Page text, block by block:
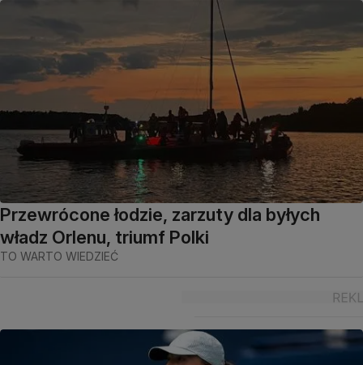
Przewrócone łodzie, zarzuty dla byłych
władz Orlenu, triumf Polki
TO WARTO WIEDZIEĆ